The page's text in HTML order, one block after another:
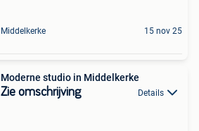
Middelkerke 15 nov 25
Moderne studio in Middelkerke
Zie omschrijving Details